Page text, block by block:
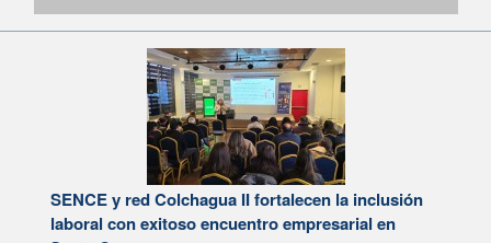
SENCE y red Colchagua II fortalecen la inclusión
laboral con exitoso encuentro empresarial en